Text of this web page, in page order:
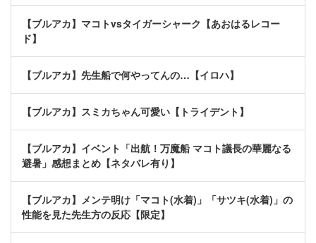
【ブルアカ】マコトvsタイガーシャーク【あおはるレコー
ド】
【ブルアカ】先生船で何やってんの…【イロハ】
【ブルアカ】スミカちゃん可愛い【トライデント】
【ブルアカ】イベント「出航！万魔船 マコト議長の華麗なる
避暑」感想まとめ【ネタバレ有り】
【ブルアカ】メンテ明け「マコト(水着)」「サツキ(水着)」の
性能を見た先生方の反応【限定】